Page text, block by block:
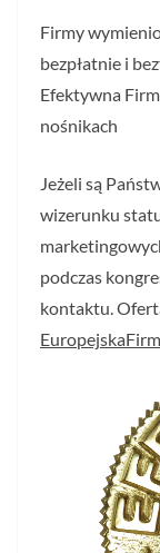
Firmy
bezpłatnie i
Efektywna
nośnikach
Jeżeli są
wizerunku
podczas
kontaktu.